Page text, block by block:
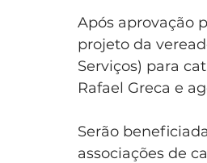
Após aprovação
projeto da
Serviços) para
Rafael Greca e
Serão
associações de